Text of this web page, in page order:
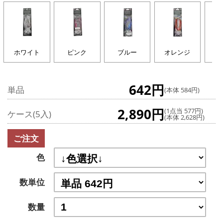
ホワイト ピンク ブルー オレンジ
単品 642円(本体 584円)
ケース(5入) 2,890円(1点当 577円)
(本体 2,628円)
ご注文
色
数単位
数量